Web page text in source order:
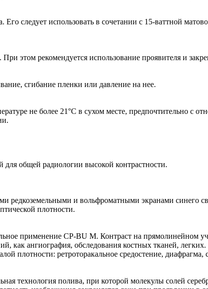
следует использовать в сочетании с 15-ваттной
этом рекомендуется использование проявителя и
сгибание пленки или давление на нее.
не более 21°C в сухом месте, предпочтительно с
для общей радиологии высокой контрастности.
редкоземельными и вольфроматными экранами синего
плотности.
применение СP-BU M. Контраст на прямолинейном
как ангиография, обследования костных тканей,
плотности: ретроторакальное средостение, диафрагма,
технология полива, при которой молекулы солей